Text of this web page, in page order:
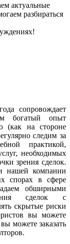
актуальные
разбираться
сопровождает
богатый опыт
(как на стороне
следим за
практикой,
необходимых
зрения сделок.
нашей компании
спорах в сфере
обширными
сделок с
скрытые риски
вы можете
можете заказать